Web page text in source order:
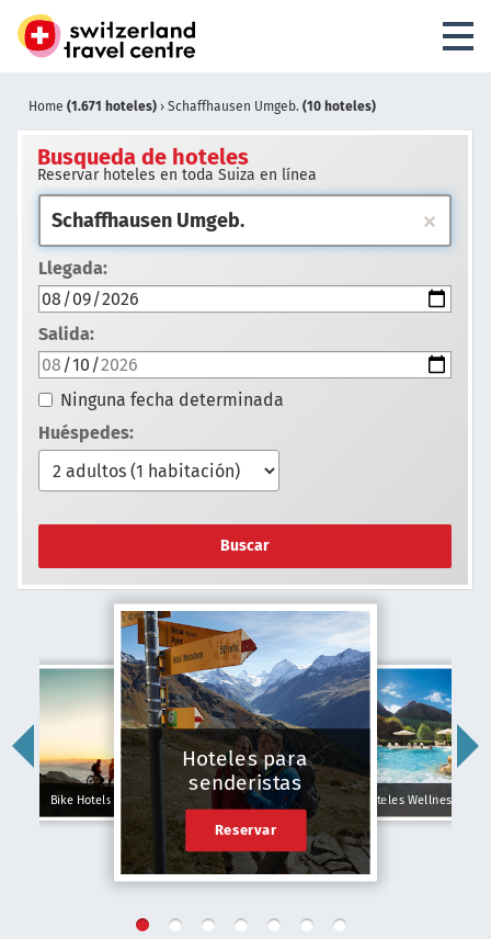
Home (1.671 hoteles) › Schaffhausen Umgeb. (10 hoteles)
Busqueda de hoteles
Reservar hoteles en toda Suiza en línea
Llegada:
Salida:
Ninguna fecha determinada
Huéspedes:
Buscar
Bike Hotels
Hoteles para
senderistas
Reservar
Hoteles Wellness